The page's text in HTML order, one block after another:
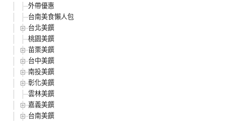
外帶優惠
台南美食懶人包
台北美饌
桃園美饌
苗栗美饌
台中美饌
南投美饌
彰化美饌
雲林美饌
嘉義美饌
台南美饌